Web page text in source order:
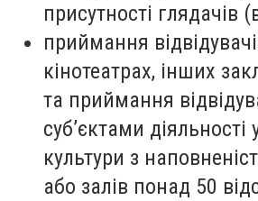
присутності глядачів
приймання
кінотеатрах, інших
та приймання
суб’єктами діяльності
культури з
або залів понад 50